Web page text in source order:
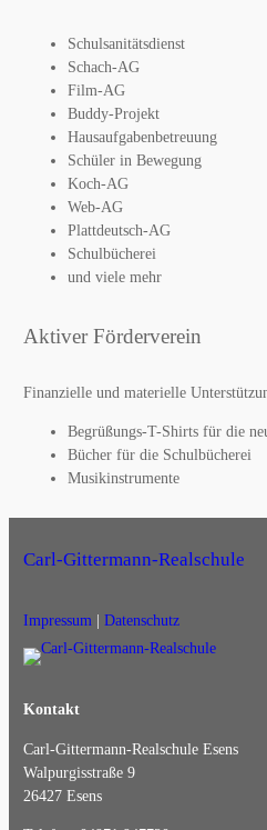
Schulsanitätsdienst
Schach-AG
Film-AG
Buddy-Projekt
Hausaufgabenbetreuung
Schüler in Bewegung
Koch-AG
Web-AG
Plattdeutsch-AG
Schulbücherei
und viele mehr
Aktiver Förderverein
Finanzielle und materielle
Begrüßungs-T-Shirts für die
Bücher für die Schulbücherei
Musikinstrumente
Carl-Gittermann-Realschule
Impressum |Datenschutz
Kontakt
Carl-Gittermann-Realschule Esens
Walpurgisstraße 9
26427 Esens